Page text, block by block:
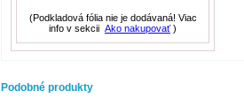
(Podkladová fólia nie je dodávaná! Viac
info v sekcii Ako nakupovať )
Podobné produkty